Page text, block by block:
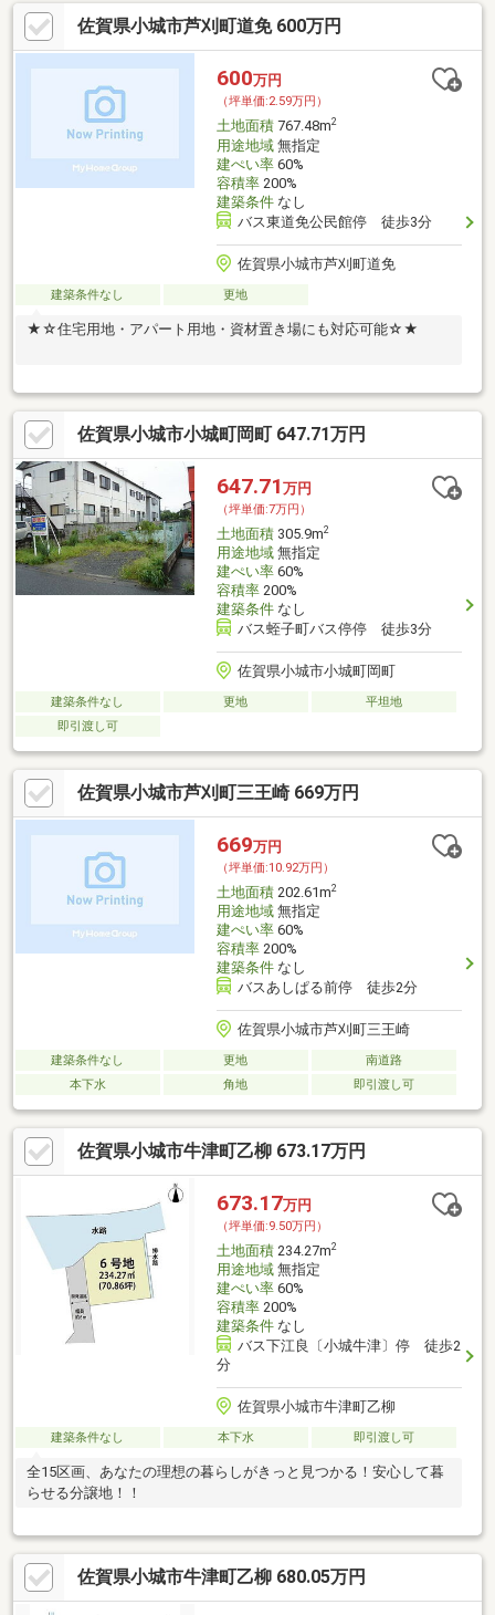
佐賀県小城市芦刈町道免 600万円
600万円
（坪単価:2.59万円）
土地面積767.48m2
用途地域無指定
建ぺい率60%
容積率200%
建築条件なし
バス東道免公民館停 徒歩3分
佐賀県小城市芦刈町道免
建築条件なし 更地
★☆住宅用地・アパート用地・資材置き場にも対応可能☆★
佐賀県小城市小城町岡町 647.71万円
647.71 万円
（坪単価:7万円）
土地面積305.9m2
用途地域無指定
建ぺい率60%
容積率200%
建築条件なし
バス蛭子町バス停停 徒歩3分
佐賀県小城市小城町岡町
建築条件なし 更地
平坦地
即引渡し可
佐賀県小城市芦刈町三王崎 669万円
669万円
（坪単価:10.92万円）
土地面積202.61m2
用途地域無指定
建ぺい率60%
容積率200%
建築条件なし
バスあしぱる前停 徒歩2分
佐賀県小城市芦刈町三王崎
建築条件なし 更地
南道路
本下水
角地 即引渡し可
佐賀県小城市牛津町乙柳 673.17万円
673.17万円
（坪単価:9.50万円）
土地面積234.27m2
用途地域無指定
建ぺい率60%
容積率200%
建築条件なし
バス下江良〔小城牛津〕停 徒歩2
分
佐賀県小城市牛津町乙柳
建築条件なし 本下水 即引渡し可
全15区画、あなたの理想の暮らしがきっと見つかる！安心して暮
らせる分譲地！！
佐賀県小城市牛津町乙柳 680.05万円